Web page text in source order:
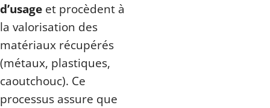
d’usage et procèdent à
la valorisation des
matériaux récupérés
(métaux, plastiques,
caoutchouc). Ce
processus assure que